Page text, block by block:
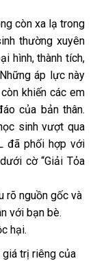
còn xa lạ trong
thường xuyên
hình, thành tích,
áp lực này
khiến các em
của bản thân.
sinh vượt qua
đã phối hợp với
cờ “Giải Tỏa
rõ nguồn gốc và
với bạn bè.
hại.
giá trị riêng của